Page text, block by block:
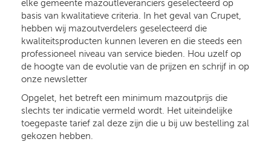
elke gemeente mazoutleveranciers geselecteerd op
basis van kwalitatieve criteria. In het geval van Crupet,
hebben wij mazoutverdelers geselecteerd die
kwaliteitsproducten kunnen leveren en die steeds een
professioneel niveau van service bieden. Hou uzelf op
de hoogte van de evolutie van de prijzen en schrijf in op
onze newsletter
Opgelet, het betreft een minimum mazoutprijs die
slechts ter indicatie vermeld wordt. Het uiteindelijke
toegepaste tarief zal deze zijn die u bij uw bestelling zal
gekozen hebben.